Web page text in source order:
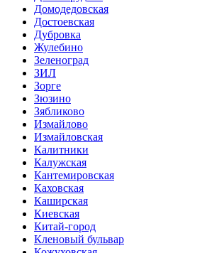
Домодедовская
Достоевская
Дубровка
Жулебино
Зеленоград
ЗИЛ
Зорге
Зюзино
Зябликово
Измайлово
Измайловская
Калитники
Калужская
Кантемировская
Каховская
Каширская
Киевская
Китай-город
Кленовый бульвар